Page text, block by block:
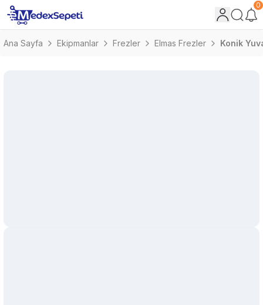
0
Ana Sayfa Ekipmanlar Frezler Elmas Frezler Konik